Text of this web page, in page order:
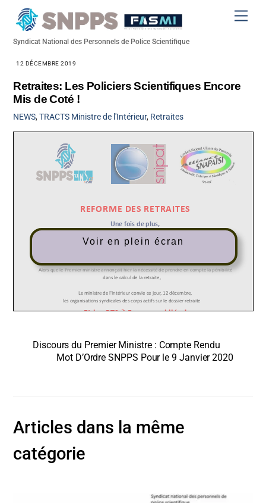
Syndicat National des Personnels de Police Scientifique
12 DÉCEMBRE 2019
Retraites: Les Policiers Scientifiques Encore
Mis de Coté !
NEWS,TRACTS Ministre de l'Intérieur, Retraites
Voir en plein écran
Discours du Premier Ministre : Compte Rendu
Mot D’Ordre SNPPS Pour le 9 Janvier 2020
Articles dans la même
catégorie